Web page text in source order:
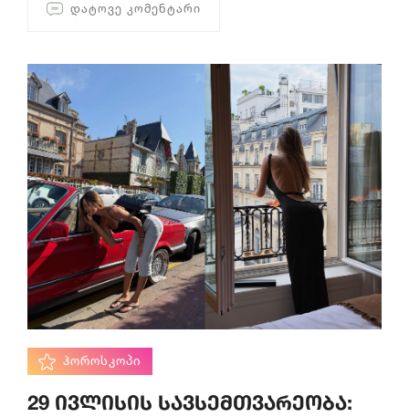
ᲓᲐᲢᲝᲕᲔ ᲙᲝᲛᲔᲜᲢᲐᲠᲘ
ᲰᲝᲠᲝᲡᲙᲝᲞᲘ
29 ივლისის სავსემთვარეობა: